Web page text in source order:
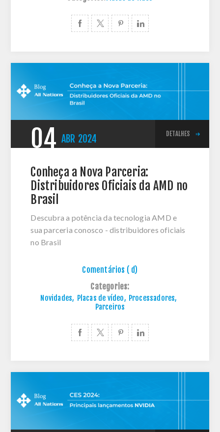
04 ABR 2024 DETALHES
Conheça a Nova Parceria:
Distribuidores Oficiais da AMD no
Brasil
Descubra a potência da tecnologia AMD e
sua parceria conosco - distribuidores oficiais
no Brasil
Comentários ( d)
Categories:
Novidades, Placas de vídeo, Processadores,
Parceiros